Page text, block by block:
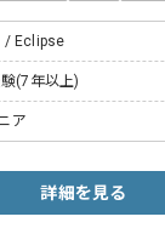
/ Eclipse
(7年以上)
ア
詳細を見る